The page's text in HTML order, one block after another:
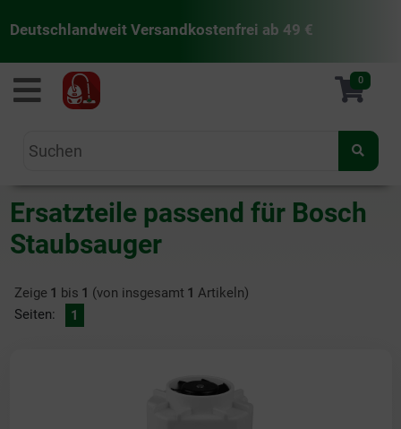
Deutschlandweit Versandkostenfrei ab 49 €
staubsaugermanufaktur 0
Ersatzteile passend für Bosch
Staubsauger
Zeige 1 bis 1 (von insgesamt 1 Artikeln)
Seiten:
1